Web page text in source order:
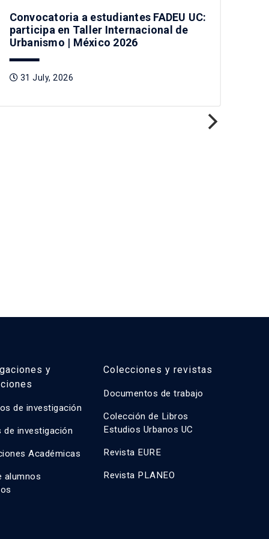
Convocatoria a estudiantes FADEU UC:
participa en Taller Internacional de
Urbanismo | México 2026
31 July, 2026
y
de investigación
de investigación
Académicas
alumnos
Colecciones y revistas
Documentos de trabajo
Colección de Libros
Estudios Urbanos UC
Revista EURE
Revista PLANEO